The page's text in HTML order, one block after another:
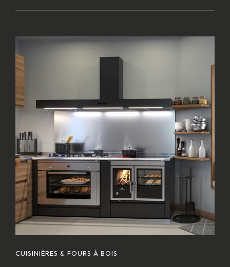
CUISINIÈRES & FOURS À BOIS